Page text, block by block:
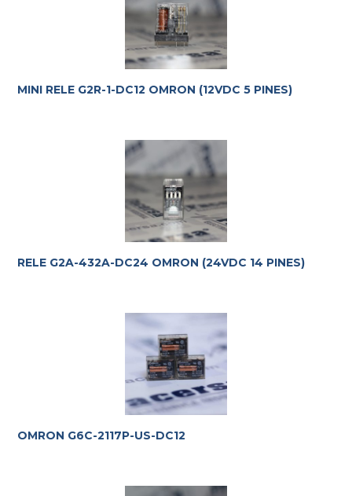
MINI RELE G2R-1-DC12 OMRON (12VDC 5 PINES)
RELE G2A-432A-DC24 OMRON (24VDC 14 PINES)
OMRON G6C-2117P-US-DC12